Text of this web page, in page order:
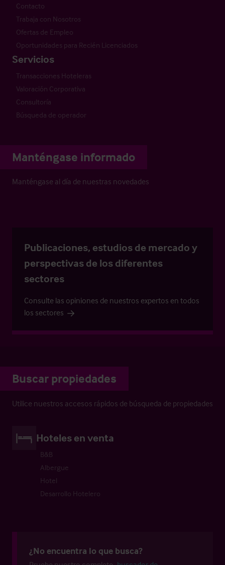
Contacto
Trabaja con Nosotros
Ofertas de Empleo
Oportunidades para Recién Licenciados
Servicios
Transacciones Hoteleras
Valoración Corporativa
Consultoría
Búsqueda de operador
Manténgase informado
Manténgase al día de nuestras novedades
Publicaciones, estudios de mercado y
perspectivas de los diferentes
sectores
Consulte las opiniones de nuestros expertos en todos
los sectores
Buscar propiedades
Utilice nuestros accesos rápidos de búsqueda de propiedades
Hoteles en venta
B&B
Albergue
Hotel
Desarrollo Hotelero
¿No encuentra lo que busca?